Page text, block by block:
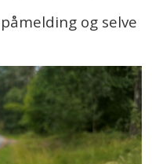
og selve